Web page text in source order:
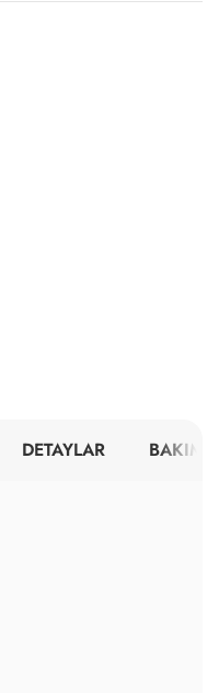
DETAYLAR BAKIM